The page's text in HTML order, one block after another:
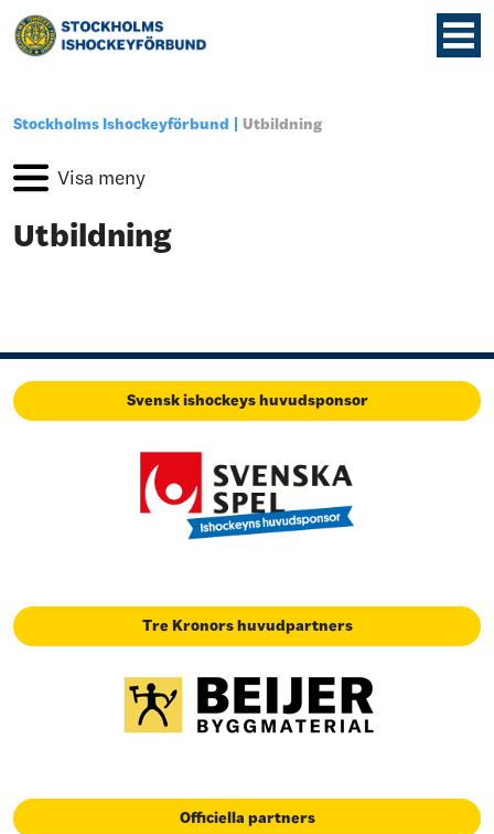
Stockholms Ishockeyförbund Utbildning
Utbildning
Svensk ishockeys huvudsponsor
Tre Kronors huvudpartners
Officiella partners